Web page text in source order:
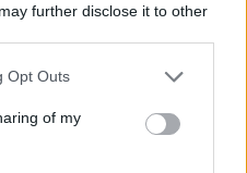
further disclose it to other
uses one or more Google
behaviour. You may click to
and its third-party tags to
purposes in below Google
Opt Outs
of my